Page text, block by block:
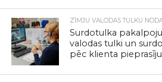
ZĪMJU VALODAS TULKU
Surdotulka
valodas tulki un
pēc klienta